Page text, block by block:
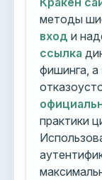
методы
вход и
ссылка
фишинга, а
практики